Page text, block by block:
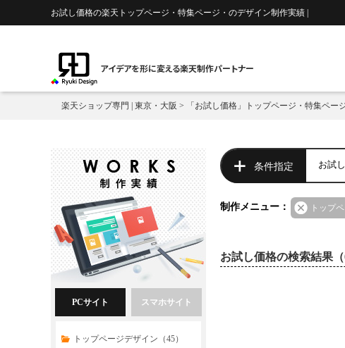
お試し価格の楽天トップページ・特集ページ・のデザイン制作実績 |
アイデアを形に変える楽天制作パートナー
楽天ショップ専門 | 東京・大阪 > 「お試し価格」トップページ・特集ペー
条件指定
制作メニュー： トップ
お試し価格の検索結果（
PCサイト
トップページデザイン（45）
スマホサイト